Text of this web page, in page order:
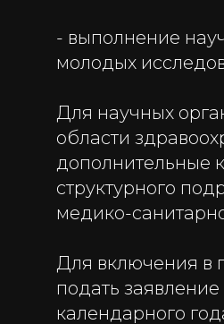
- выполнение
молодых
Для научных
области
дополнительные
структурного
медико-
Для включения в
подать
календарного